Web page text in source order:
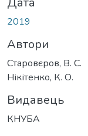
2019
Автори
Старовєров, В. С.
Нікітенко, К. О.
Видавець
КНУБА